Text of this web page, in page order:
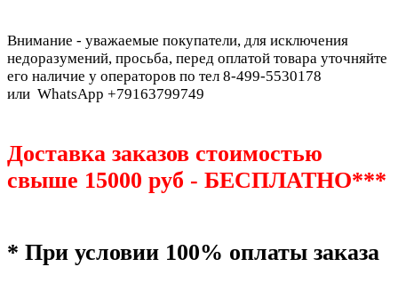
Внимание - уважаемые покупатели, для исключения
недоразумений, просьба, перед оплатой товара уточняйте
его наличие у операторов по тел 8-499-5530178
или WhatsApp +79163799749
Доставка заказов стоимостью
свыше 15000 руб - БЕСПЛАТНО***
* При условии 100% оплаты заказа